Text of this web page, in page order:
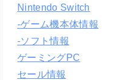
Nintendo Switch
-ゲーム機本体情報
-ソフト情報
ゲーミングPC
セール情報